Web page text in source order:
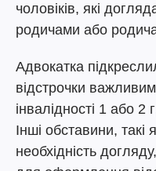
чоловіків, які
родичами або
Адвокатка
відстрочки
інвалідності 1 або 2
Інші обставини,
необхідність